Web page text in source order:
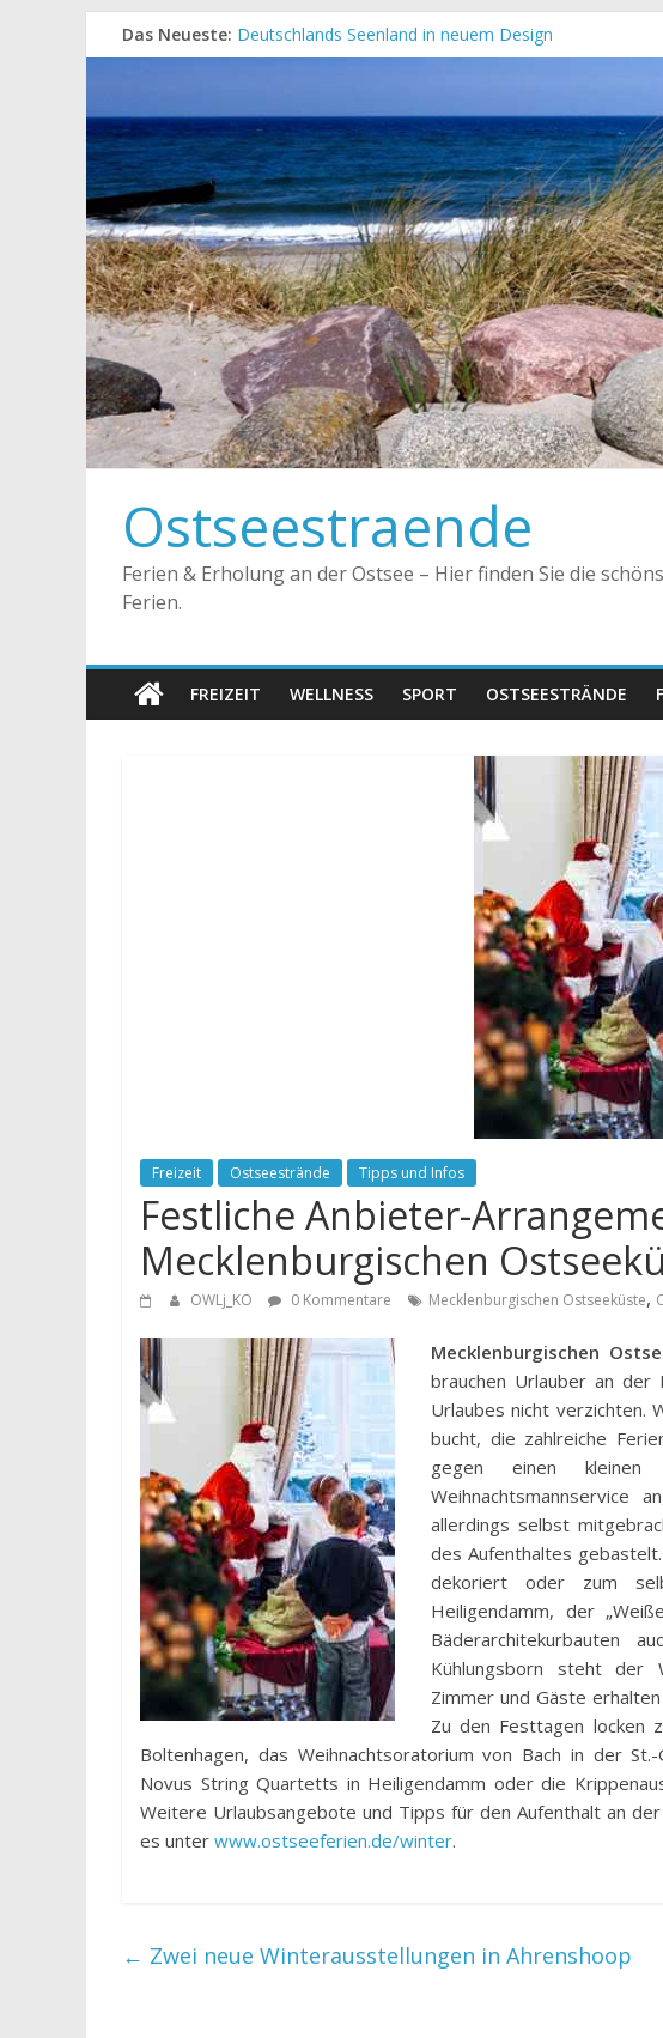
Das Neueste: Deutschlands Seenland in neuem Design
„Kellenhusen nach Hause bestellen“ Neuer Online-
Neues Urlaubsmagazin für Mecklenburg-Vorpommern
Meck-Pomm Short News Januar
Ostseestraende
Ferien & Erholung an der Ostsee – Hier finden Sie die
Ferien.
FREIZEIT WELLNESS SPORT OSTSEESTRÄNDE
Freizeit Ostseestrände Tipps und Infos
Festliche Anbieter-
Mecklenburgischen
OWLj_KO 0 Kommentare Mecklenburgischen Ostseeküste,
Mecklenburgischen
brauchen Urlauber an der
Urlaubes nicht verzichten.
bucht, die zahlreiche
gegen einen kleinen
Weihnachtsmannservice
allerdings selbst
des Aufenthaltes
dekoriert oder zum
Heiligendamm, der
Bäderarchitekurbauten
Kühlungsborn steht der
Zimmer und Gäste
Zu den Festtagen locken
Boltenhagen, das Weihnachtsoratorium von Bach in der
Novus String Quartetts in Heiligendamm oder die
Weitere Urlaubsangebote und Tipps für den Aufenthalt an
es unter www.ostseeferien.de/winter.
← Zwei neue Winterausstellungen in Ahrenshoop